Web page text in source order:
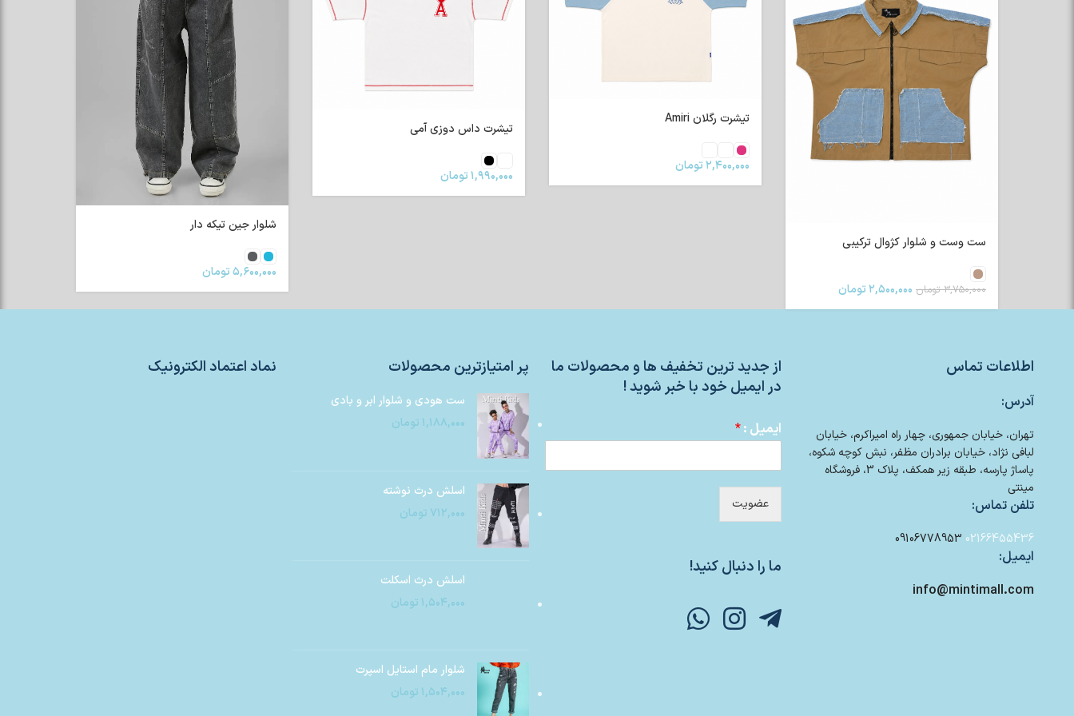
ست وست و شلوار کژوال ترکیبی
۳,۷۵۰,۰۰۰ تومان ۲,۵۰۰,۰۰۰تومان
تیشرت رگلان Amiri
۲,۴۰۰,۰۰۰تومان
تیشرت داس دوزی آمی
۱,۹۹۰,۰۰۰تومان
شلوار جین تیکه دار
۵,۶۰۰,۰۰۰تومان
اطلاعات تماس
آدرس:
تهران، خیابان جمهوری، چهار راه امیراکرم، خیابان
لبافی نژاد، خیابان برادران مظفر، نبش کوچه شکوه،
پاساژ پارسه، طبقه زیر همکف، پلاک 3، فروشگاه
مینتی
تلفن تماس:
02166455436
09106778953
ایمیل:
info@mintimall.com
از جدید ترین تخفیف ها و محصولات ما
در ایمیل خود با خبر شوید !
ایمیل :*
عضویت
ما را دنبال کنید!
پر امتیازترین محصولات
ست هودی و شلوار ابر و بادی
۱,۱۸۸,۰۰۰ تومان
اسلش درث نوشته
۷۱۲,۰۰۰ تومان
اسلش درث اسکلت
۱,۵۰۴,۰۰۰ تومان
شلوار مام استایل اسپرت
۱,۵۰۴,۰۰۰ تومان
نماد اعتماد الکترونیک